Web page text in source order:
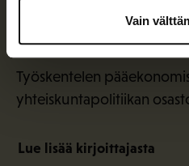
Vain
Työskentelen
yhteiskuntapolitiikan
Lue lisää kirjoittajasta